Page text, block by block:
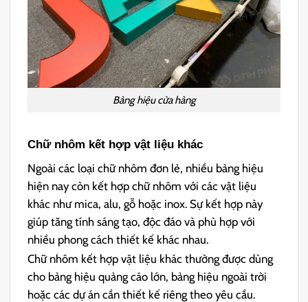
Bảng hiệu cửa hàng
Chữ nhôm kết hợp vật liệu khác
Ngoài các loại chữ nhôm đơn lẻ, nhiều bảng hiệu
hiện nay còn kết hợp chữ nhôm với các vật liệu
khác như mica, alu, gỗ hoặc inox. Sự kết hợp này
giúp tăng tính sáng tạo, độc đáo và phù hợp với
nhiều phong cách thiết kế khác nhau.
Chữ nhôm kết hợp vật liệu khác thường được dùng
cho bảng hiệu quảng cáo lớn, bảng hiệu ngoài trời
hoặc các dự án cần thiết kế riêng theo yêu cầu.